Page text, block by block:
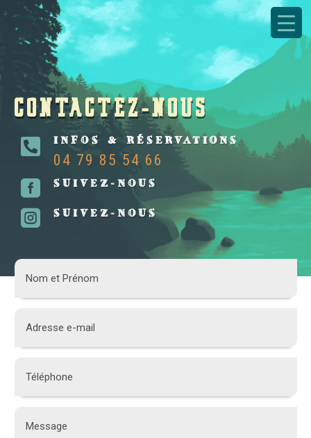
CONTACTEZ-NOUS
 INFOS & RÉSERVATIONS
04 79 85 54 66
 SUIVEZ-NOUS
 SUIVEZ-NOUS